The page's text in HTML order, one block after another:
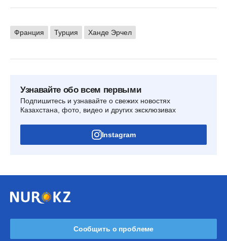
Франция Турция Ханде Эрчел
Узнавайте обо всем первыми
Подпишитесь и узнавайте о свежих новостях
Казахстана, фото, видео и других эксклюзивах
Instagram
Сообщить о проблеме